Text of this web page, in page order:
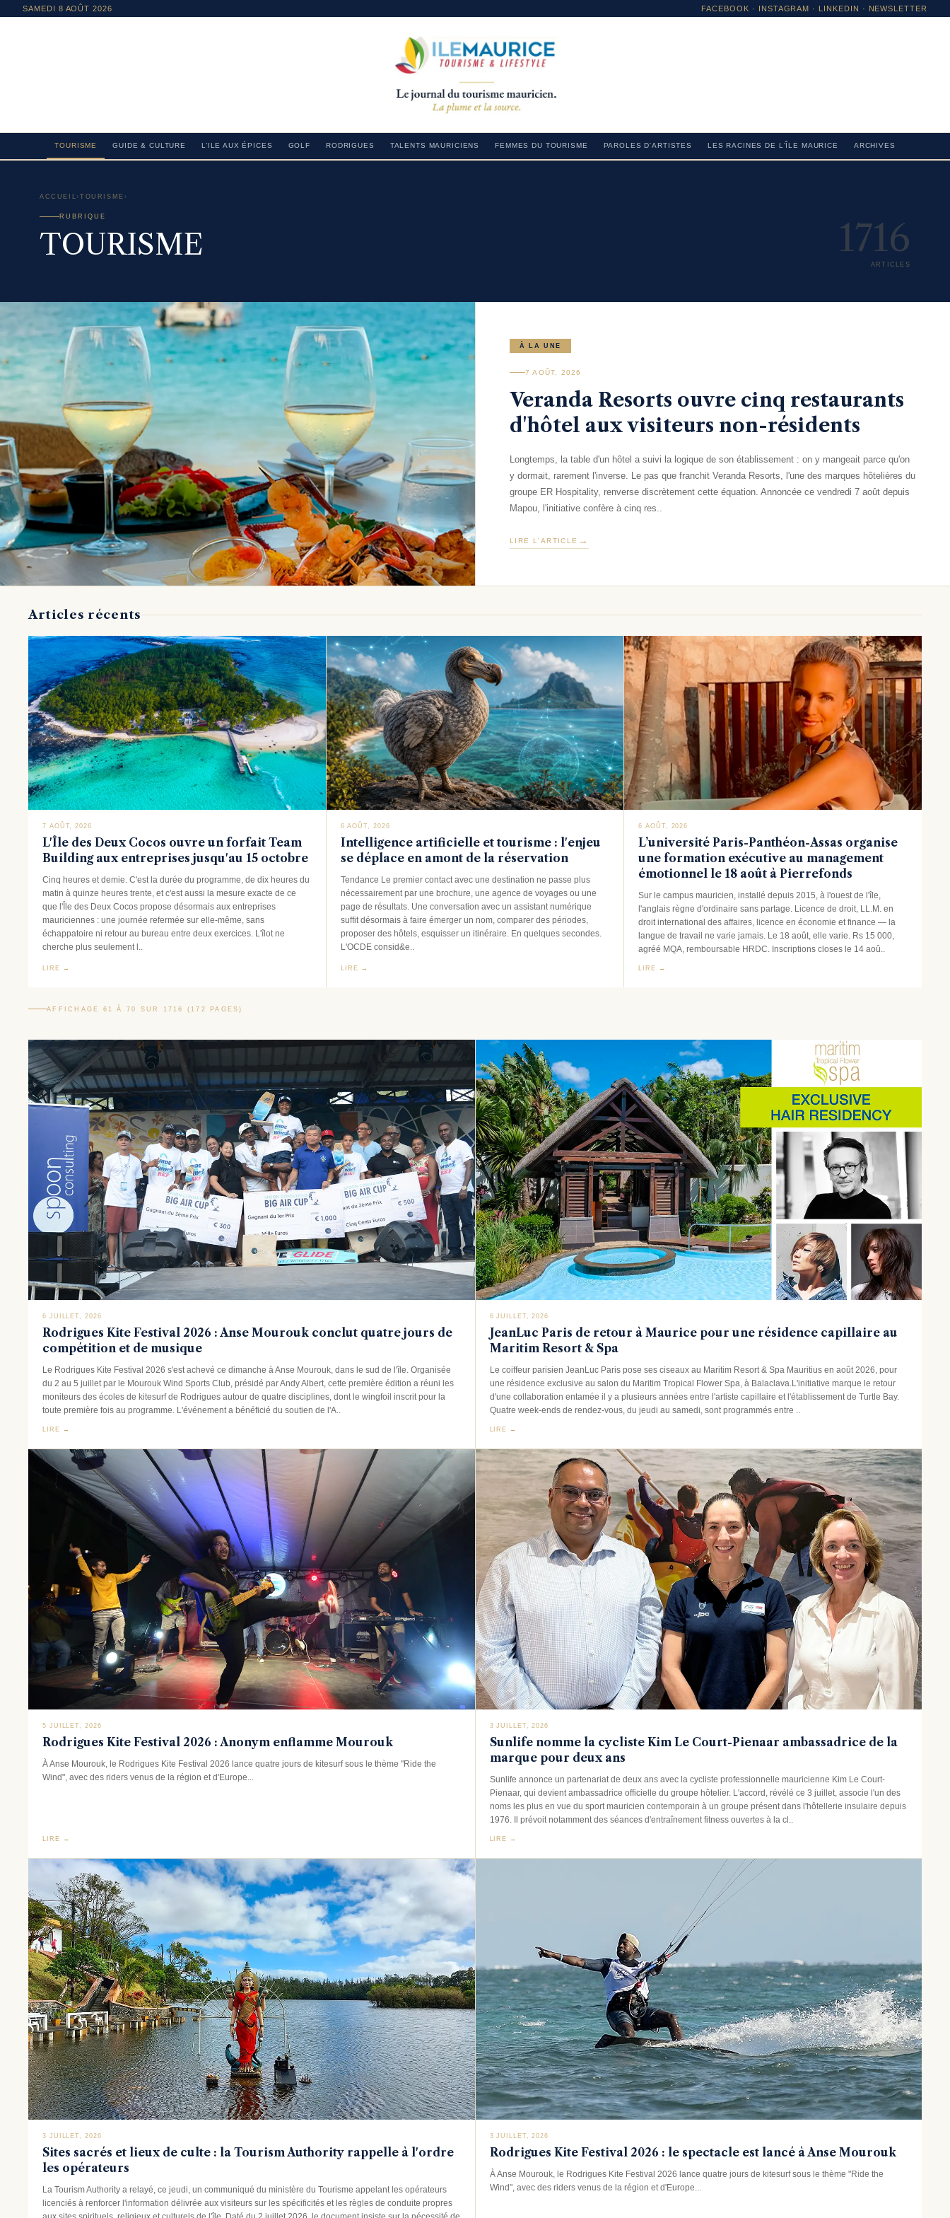
SAMEDI 8 AOÛT 2026 FACEBOOK · INSTAGRAM · LINKEDIN · NEWSLETTER
TOURISME GUIDE & CULTURE L’ILE AUX ÉPICES GOLF RODRIGUES TALENTS MAURICIENS FEMMES DU TOURISME PAROLES D'ARTISTES LES RACINES DE L'ÎLE MAURICE ARCHIVES
ACCUEIL › TOURISME ›
RUBRIQUE
TOURISME 1716
ARTICLES
À LA UNE
7 AOÛT, 2026
Veranda Resorts ouvre cinq restaurants
d'hôtel aux visiteurs non-résidents
Longtemps, la table d'un hôtel a suivi la logique de son établissement : on y mangeait parce qu'on
y dormait, rarement l'inverse. Le pas que franchit Veranda Resorts, l'une des marques hôtelières du
groupe ER Hospitality, renverse discrètement cette équation. Annoncée ce vendredi 7 août depuis
Mapou, l'initiative confère à cinq res..
LIRE L'ARTICLE
Articles récents
7 AOÛT, 2026
L'Île des Deux Cocos ouvre un forfait Team
Building aux entreprises jusqu'au 15 octobre
Cinq heures et demie. C'est la durée du programme, de dix heures du
matin à quinze heures trente, et c'est aussi la mesure exacte de ce
que l'Île des Deux Cocos propose désormais aux entreprises
mauriciennes : une journée refermée sur elle-même, sans
échappatoire ni retour au bureau entre deux exercices. L'îlot ne
cherche plus seulement l..
LIRE →
6 AOÛT, 2026
Intelligence artificielle et tourisme : l'enjeu
se déplace en amont de la réservation
Tendance Le premier contact avec une destination ne passe plus
nécessairement par une brochure, une agence de voyages ou une
page de résultats. Une conversation avec un assistant numérique
suffit désormais à faire émerger un nom, comparer des périodes,
proposer des hôtels, esquisser un itinéraire. En quelques secondes.
L'OCDE consid&e..
LIRE →
6 AOÛT, 2026
L’université Paris-Panthéon-Assas organise
une formation exécutive au management
émotionnel le 18 août à Pierrefonds
Sur le campus mauricien, installé depuis 2015, à l'ouest de l'île,
l'anglais règne d'ordinaire sans partage. Licence de droit, LL.M. en
droit international des affaires, licence en économie et finance — la
langue de travail ne varie jamais. Le 18 août, elle varie. Rs 15 000,
agréé MQA, remboursable HRDC. Inscriptions closes le 14 aoû..
LIRE →
AFFICHAGE 61 À 70 SUR 1716 (172 PAGES)
6 JUILLET, 2026
Rodrigues Kite Festival 2026 : Anse Mourouk conclut quatre jours de
compétition et de musique
Le Rodrigues Kite Festival 2026 s'est achevé ce dimanche à Anse Mourouk, dans le sud de l'île. Organisée
du 2 au 5 juillet par le Mourouk Wind Sports Club, présidé par Andy Albert, cette première édition a réuni les
moniteurs des écoles de kitesurf de Rodrigues autour de quatre disciplines, dont le wingfoil inscrit pour la
toute première fois au programme. L'événement a bénéficié du soutien de l'A..
LIRE →
6 JUILLET, 2026
JeanLuc Paris de retour à Maurice pour une résidence capillaire au
Maritim Resort & Spa
Le coiffeur parisien JeanLuc Paris pose ses ciseaux au Maritim Resort & Spa Mauritius en août 2026, pour
une résidence exclusive au salon du Maritim Tropical Flower Spa, à Balaclava.L'initiative marque le retour
d'une collaboration entamée il y a plusieurs années entre l'artiste capillaire et l'établissement de Turtle Bay.
Quatre week-ends de rendez-vous, du jeudi au samedi, sont programmés entre ..
LIRE →
5 JUILLET, 2026
Rodrigues Kite Festival 2026 : Anonym enflamme Mourouk
À Anse Mourouk, le Rodrigues Kite Festival 2026 lance quatre jours de kitesurf sous le thème "Ride the
Wind", avec des riders venus de la région et d'Europe...
LIRE →
3 JUILLET, 2026
Sunlife nomme la cycliste Kim Le Court-Pienaar ambassadrice de la
marque pour deux ans
Sunlife annonce un partenariat de deux ans avec la cycliste professionnelle mauricienne Kim Le Court-
Pienaar, qui devient ambassadrice officielle du groupe hôtelier. L'accord, révélé ce 3 juillet, associe l'un des
noms les plus en vue du sport mauricien contemporain à un groupe présent dans l'hôtellerie insulaire depuis
1976. Il prévoit notamment des séances d'entraînement fitness ouvertes à la cl..
LIRE →
3 JUILLET, 2026
Sites sacrés et lieux de culte : la Tourism Authority rappelle à l'ordre
les opérateurs
La Tourism Authority a relayé, ce jeudi, un communiqué du ministère du Tourisme appelant les opérateurs
licenciés à renforcer l'information délivrée aux visiteurs sur les spécificités et les règles de conduite propres
3 JUILLET, 2026
Rodrigues Kite Festival 2026 : le spectacle est lancé à Anse Mourouk
À Anse Mourouk, le Rodrigues Kite Festival 2026 lance quatre jours de kitesurf sous le thème "Ride the
Wind", avec des riders venus de la région et d'Europe...